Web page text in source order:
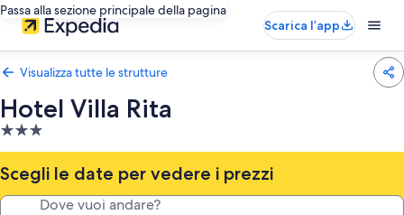
Passa alla sezione principale della pagina
Scarica l’app
Visualizza tutte le strutture
Hotel Villa Rita
Struttura
a
3.0
stelle
Scegli le date per vedere i prezzi
Dove vuoi andare?